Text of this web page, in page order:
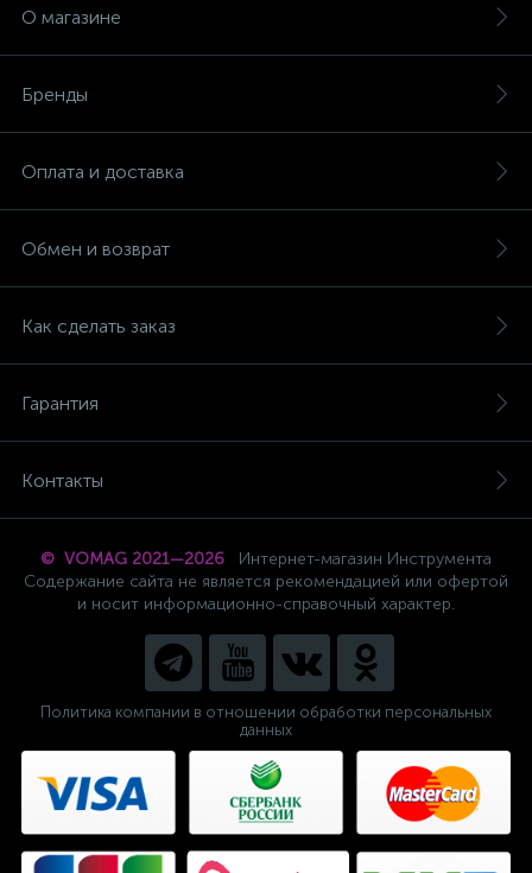
О магазине
Бренды
Оплата и доставка
Обмен и возврат
Как сделать заказ
Гарантия
Контакты
© VOMAG 2021—2026
Интернет-магазин Инструмента
Содержание сайта не является рекомендацией или офертой
и носит информационно-справочный характер.
Политика компании в отношении обработки персональных
данных